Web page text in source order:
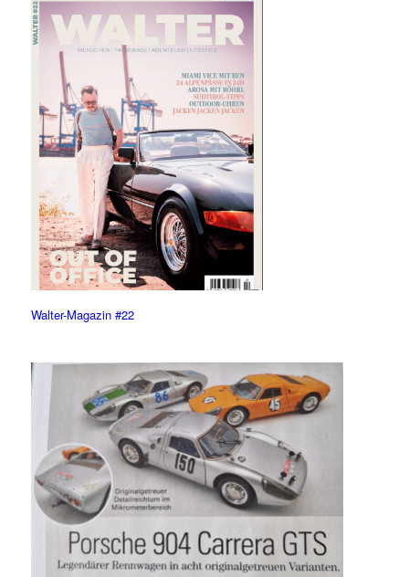
Walter-Magazin #22